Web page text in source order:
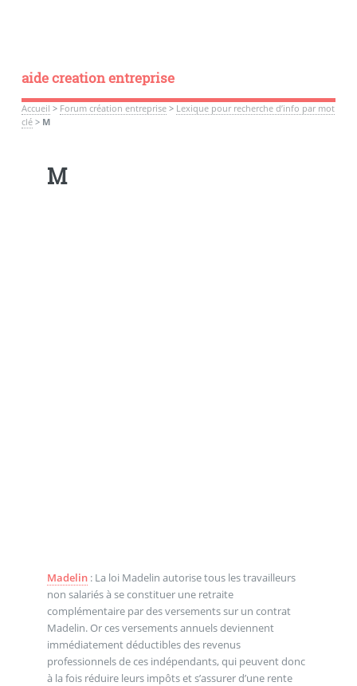
aide creation entreprise
Accueil > Forum création entreprise> Lexique pour recherche d’info par mot
clé> M
M
Madelin: La loi Madelin autorise tous les travailleurs
non salariés à se constituer une retraite
complémentaire par des versements sur un contrat
Madelin. Or ces versements annuels deviennent
immédiatement déductibles des revenus
professionnels de ces indépendants, qui peuvent donc
à la fois réduire leurs impôts et s’assurer d’une rente